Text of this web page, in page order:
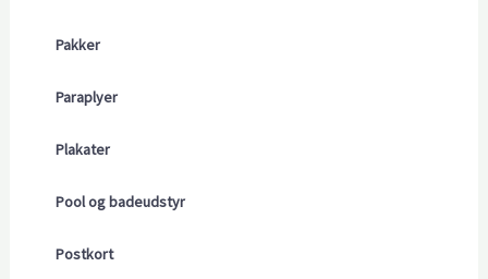
Pakker
Paraplyer
Plakater
Pool og badeudstyr
Postkort